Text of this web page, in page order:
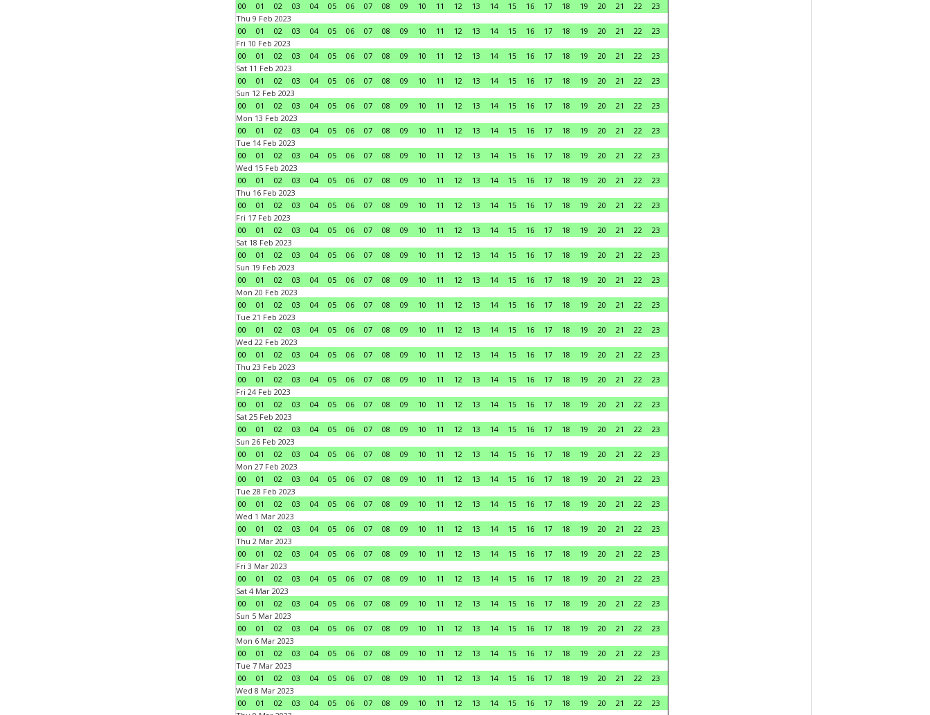
00
01 02 03 04 05 06 07 08 09 10 11 12 13 14 15 16 17 18 19 20 21 22
23
Thu 9 Feb 2023
00
01 02 03 04 05 06 07 08 09 10 11 12 13 14 15 16 17 18 19 20 21 22
23
Fri 10 Feb 2023
00
01 02 03 04 05 06 07 08 09 10 11 12 13 14 15 16 17 18 19 20 21 22
23
Sat 11 Feb 2023
00
01 02 03 04 05 06 07 08 09 10 11 12 13 14 15 16 17 18 19 20 21 22
23
Sun 12 Feb 2023
00
01 02 03 04 05 06 07 08 09 10 11 12 13 14 15 16 17 18 19 20 21 22
23
Mon 13 Feb 2023
00
01 02 03 04 05 06 07 08 09 10 11 12 13 14 15 16 17 18 19 20 21 22
23
Tue 14 Feb 2023
00
01 02 03 04 05 06 07 08 09 10 11 12 13 14 15 16 17 18 19 20 21 22
23
Wed 15 Feb 2023
00
01 02 03 04 05 06 07 08 09 10 11 12 13 14 15 16 17 18 19 20 21 22
23
Thu 16 Feb 2023
00
01 02 03 04 05 06 07 08 09 10 11 12 13 14 15 16 17 18 19 20 21 22
23
Fri 17 Feb 2023
00
01 02 03 04 05 06 07 08 09 10 11 12 13 14 15 16 17 18 19 20 21 22
23
Sat 18 Feb 2023
00
01 02 03 04 05 06 07 08 09 10 11 12 13 14 15 16 17 18 19 20 21 22
23
Sun 19 Feb 2023
00
01 02 03 04 05 06 07 08 09 10 11 12 13 14 15 16 17 18 19 20 21 22
23
Mon 20 Feb 2023
00
01 02 03 04 05 06 07 08 09 10 11 12 13 14 15 16 17 18 19 20 21 22
23
Tue 21 Feb 2023
00
01 02 03 04 05 06 07 08 09 10 11 12 13 14 15 16 17 18 19 20 21 22
23
Wed 22 Feb 2023
00
01 02 03 04 05 06 07 08 09 10 11 12 13 14 15 16 17 18 19 20 21 22
23
Thu 23 Feb 2023
00
01 02 03 04 05 06 07 08 09 10 11 12 13 14 15 16 17 18 19 20 21 22
23
Fri 24 Feb 2023
00
01 02 03 04 05 06 07 08 09 10 11 12 13 14 15 16 17 18 19 20 21 22
23
Sat 25 Feb 2023
00
01 02 03 04 05 06 07 08 09 10 11 12 13 14 15 16 17 18 19 20 21 22
23
Sun 26 Feb 2023
00
01 02 03 04 05 06 07 08 09 10 11 12 13 14 15 16 17 18 19 20 21 22
23
Mon 27 Feb 2023
00
01 02 03 04 05 06 07 08 09 10 11 12 13 14 15 16 17 18 19 20 21 22
23
Tue 28 Feb 2023
00
01 02 03 04 05 06 07 08 09 10 11 12 13 14 15 16 17 18 19 20 21 22
23
Wed 1 Mar 2023
00
01 02 03 04 05 06 07 08 09 10 11 12 13 14 15 16 17 18 19 20 21 22
23
Thu 2 Mar 2023
00
01 02 03 04 05 06 07 08 09 10 11 12 13 14 15 16 17 18 19 20 21 22
23
Fri 3 Mar 2023
00
01 02 03 04 05 06 07 08 09 10 11 12 13 14 15 16 17 18 19 20 21 22
23
Sat 4 Mar 2023
00
01 02 03 04 05 06 07 08 09 10 11 12 13 14 15 16 17 18 19 20 21 22
23
Sun 5 Mar 2023
00
01 02 03 04 05 06 07 08 09 10 11 12 13 14 15 16 17 18 19 20 21 22
23
Mon 6 Mar 2023
00
01 02 03 04 05 06 07 08 09 10 11 12 13 14 15 16 17 18 19 20 21 22
23
Tue 7 Mar 2023
00
01 02 03 04 05 06 07 08 09 10 11 12 13 14 15 16 17 18 19 20 21 22
23
Wed 8 Mar 2023
00
01 02 03 04 05 06 07 08 09 10 11 12 13 14 15 16 17 18 19 20 21 22
23